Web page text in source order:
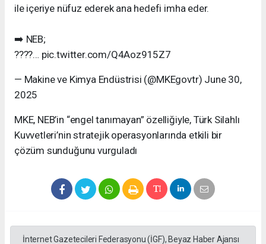
ile içeriye nüfuz ederek ana hedefi imha eder.
➡️ NEB;
????️… pic.twitter.com/Q4Aoz915Z7
— Makine ve Kimya Endüstrisi (@MKEgovtr) June 30,
2025
MKE, NEB’in “engel tanımayan” özelliğiyle, Türk Silahlı
Kuvvetleri’nin stratejik operasyonlarında etkili bir
çözüm sunduğunu vurguladı
İnternet Gazetecileri Federasyonu (İGF), Beyaz Haber Ajansı